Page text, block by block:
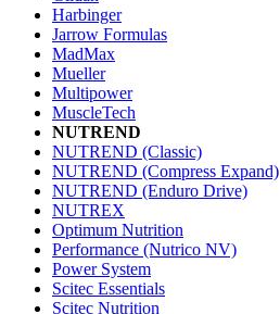
Harbinger
Jarrow Formulas
MadMax
Mueller
Multipower
MuscleTech
NUTREND
NUTREND (Classic)
NUTREND (Compress Expand)
NUTREND (Enduro Drive)
NUTREX
Optimum Nutrition
Performance (Nutrico NV)
Power System
Scitec Essentials
Scitec Nutrition